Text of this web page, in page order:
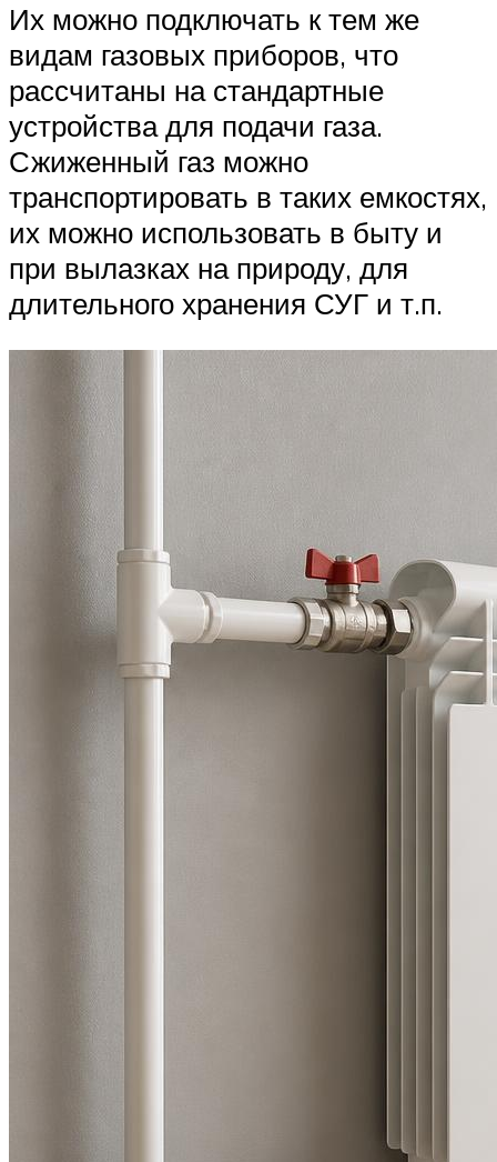
Их можно подключать к тем же
видам газовых приборов, что
рассчитаны на стандартные
устройства для подачи газа.
Сжиженный газ можно
транспортировать в таких емкостях,
их можно использовать в быту и
при вылазках на природу, для
длительного хранения СУГ и т.п.